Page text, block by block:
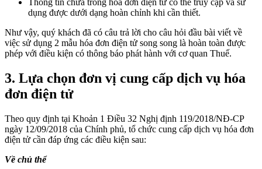
Thông tin chứa trong hóa đơn điện tử có thể truy cập và sử
dụng được dưới dạng hoàn chỉnh khi cần thiết.
Như vậy, quý khách đã có câu trả lời cho câu hỏi đầu bài viết về
việc sử dụng 2 mẫu hóa đơn điện tử song song là hoàn toàn được
phép với điều kiện có thông báo phát hành với cơ quan Thuế.
3. Lựa chọn đơn vị cung cấp dịch vụ hóa
đơn điện tử
Theo quy định tại Khoản 1 Điều 32 Nghị định 119/2018/NĐ-CP
ngày 12/09/2018 của Chính phủ, tổ chức cung cấp dịch vụ hóa đơn
điện tử cần đáp ứng các điều kiện sau:
Về chủ thể